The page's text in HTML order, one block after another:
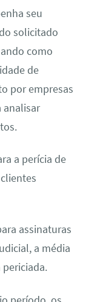
seu
solicitado
como
de
por empresas
analisar
a perícia de
assinaturas
a média
periciada.